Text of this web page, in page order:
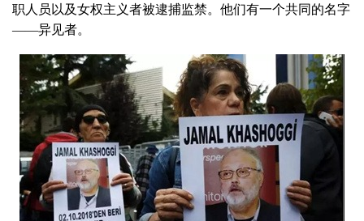
职人员以及女权主义者被逮捕监禁。他们有一个共同的名字
——异见者。